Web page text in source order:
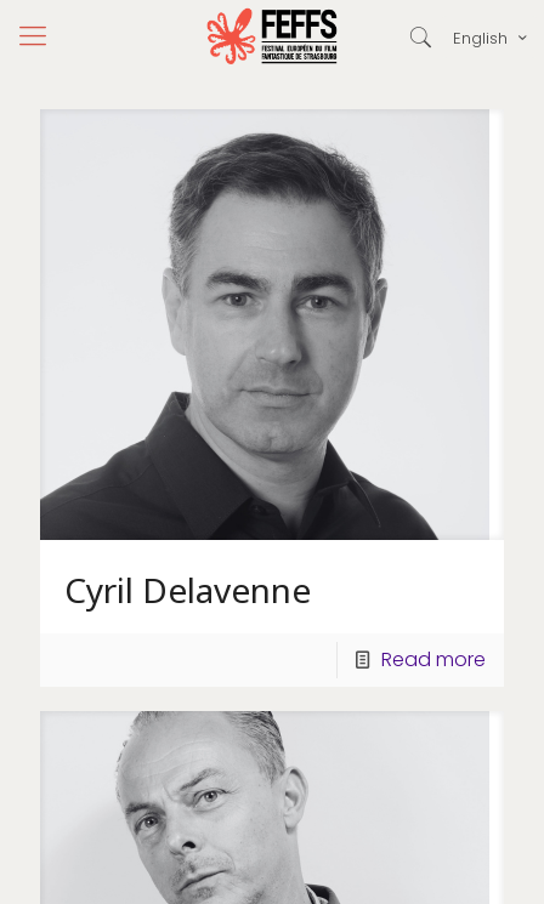
English
Cyril Delavenne
Read more